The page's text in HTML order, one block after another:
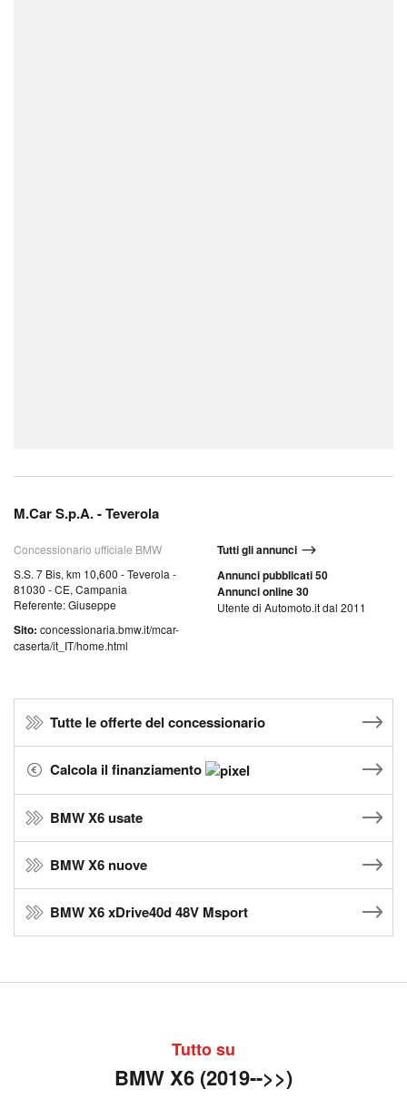
M.Car S.p.A. - Teverola
Concessionario ufficiale BMW
S.S. 7 Bis, km 10,600 - Teverola -
81030 - CE, Campania
Referente: Giuseppe
Sito: concessionaria.bmw.it/mcar-
caserta/it_IT/home.html
Tutti gli annunci
Annunci pubblicati 50
Annunci online 30
Utente di Automoto.it dal 2011
Tutte le offerte del concessionario
Calcola il finanziamento
BMW X6 usate
BMW X6 nuove
BMW X6 xDrive40d 48V Msport
Tutto su
BMW X6 (2019-->>)